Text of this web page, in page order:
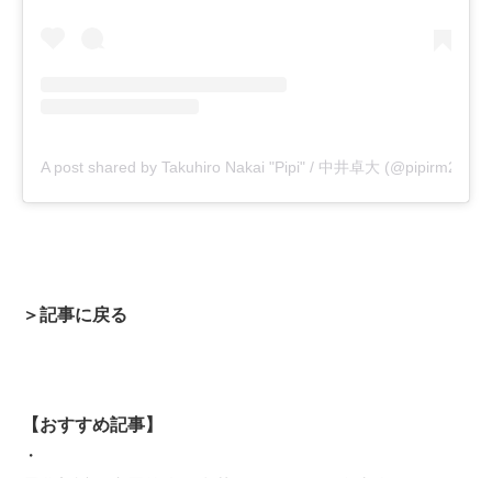
A post shared by Takuhiro Nakai "Pipi" / 中井卓大 (@pipirm22)
＞記事に戻る
【おすすめ記事】
・